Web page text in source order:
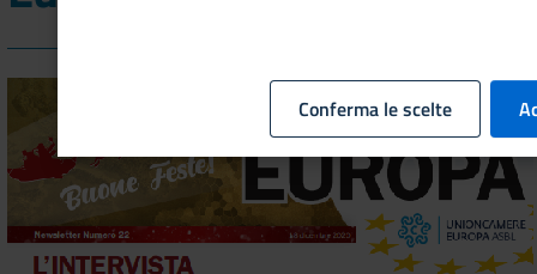
Conferma le scelte